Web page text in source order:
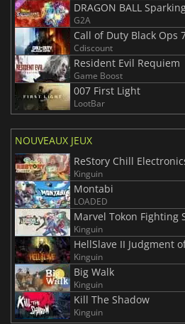
G2A
Call of Duty Black Ops
Cdiscount
Resident Evil Requiem
Game Boost
007 First Light
LootBar
NOUVEAUX JEUX
ReStory Chill
Kinguin
Montabi
LOADED
Marvel Tokon Fighting
Kinguin
HellSlave II Judgment
Kinguin
Big Walk
Kinguin
Kill The Shadow
Kinguin